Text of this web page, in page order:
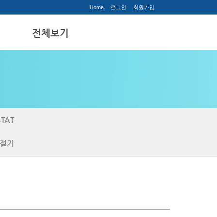
Home 로그인 회원가입
전체보기
기